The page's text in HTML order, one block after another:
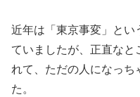
近年は「東京事変」とい
ていましたが、正直な
れて、ただの人になっち
た。